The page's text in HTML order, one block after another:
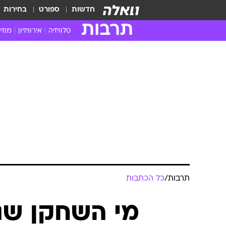
חדשות ספורט בחירות
תרבות טלוויזיה אירוויזיון
תרבות/כל הכתבות
מי השחקן